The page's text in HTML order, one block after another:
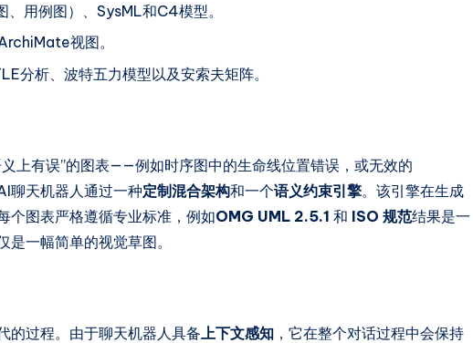
、用例图）、SysML和C4模型。
视图。
分析、波特五力模型以及安索夫矩阵。
上有误”的图表——例如时序图中的生命线位置错误，或无效的
天机器人通过一种定制混合架构和一个语义约束引擎。该引擎在生成
个图表严格遵循专业标准，例如OMG UML 2.5.1 和 ISO 规范结果是一
一幅简单的视觉草图。
的过程。由于聊天机器人具备 上下文感知 ，它在整个对话过程中会保持